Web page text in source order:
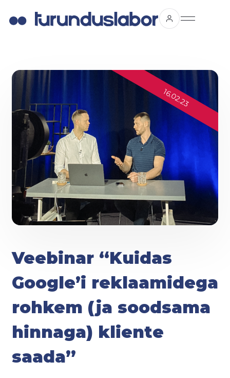
16.02.23
Veebinar “Kuidas
Google’i reklaamidega
rohkem (ja soodsama
hinnaga) kliente
saada”